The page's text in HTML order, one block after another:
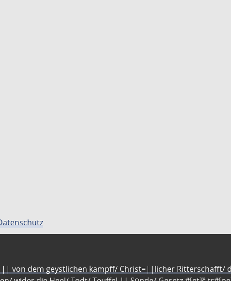
|| von dem geystlichen kampff/ Christ=||licher Ritterschafft/